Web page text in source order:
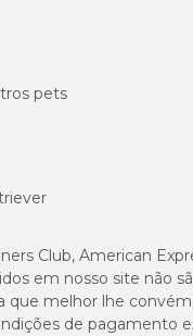
pets
Club, American
em nosso site não
que melhor lhe
de pagamento